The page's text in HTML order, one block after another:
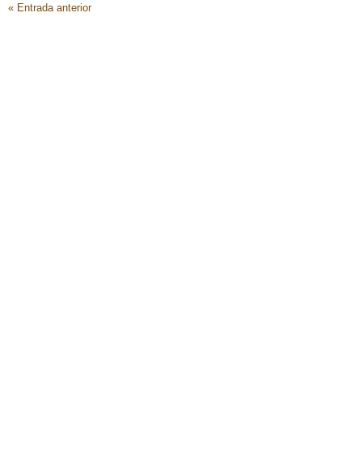
« Entrada anterior